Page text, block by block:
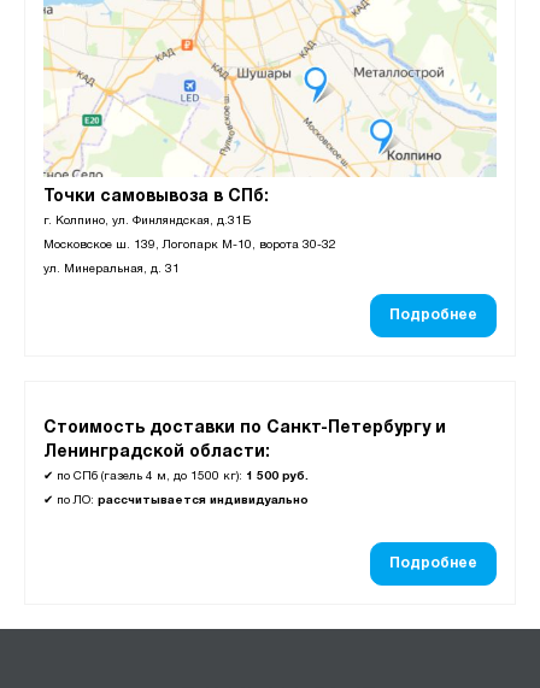
Точки самовывоза в СПб:
г. Колпино, ул. Финляндская, д.31Б
Московское ш. 139, Логопарк М-10, ворота 30-32
ул. Минеральная, д. 31
Подробнее
Стоимость доставки по Санкт-Петербургу и
Ленинградской области:
✔ по СПб (газель 4 м, до 1500 кг): 1 500 руб.
✔ по ЛО: рассчитывается индивидуально
Подробнее